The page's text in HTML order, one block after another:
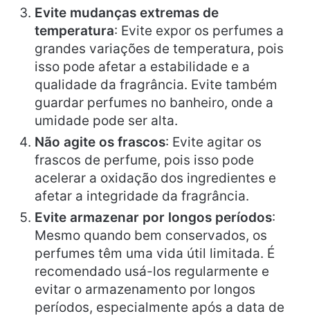
Evite mudanças extremas de
temperatura: Evite expor os perfumes a
grandes variações de temperatura, pois
isso pode afetar a estabilidade e a
qualidade da fragrância. Evite também
guardar perfumes no banheiro, onde a
umidade pode ser alta.
Não agite os frascos: Evite agitar os
frascos de perfume, pois isso pode
acelerar a oxidação dos ingredientes e
afetar a integridade da fragrância.
Evite armazenar por longos períodos:
Mesmo quando bem conservados, os
perfumes têm uma vida útil limitada. É
recomendado usá-los regularmente e
evitar o armazenamento por longos
períodos, especialmente após a data de